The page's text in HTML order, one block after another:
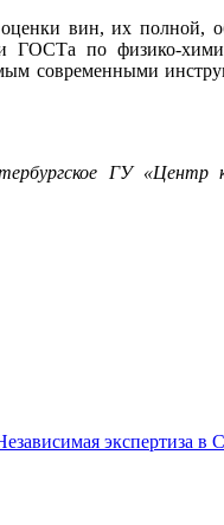
вин, их полной,
ГОСТа по физико-
современными
ГУ
экспертиза в